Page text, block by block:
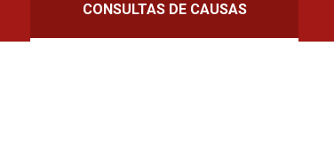
CONSULTAS DE CAUSAS